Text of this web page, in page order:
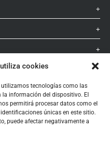
cookies
utilizamos tecnologías como las
información del dispositivo. El
permitirá procesar datos como el
únicas en este sitio.
puede afectar negativamente a
348 800